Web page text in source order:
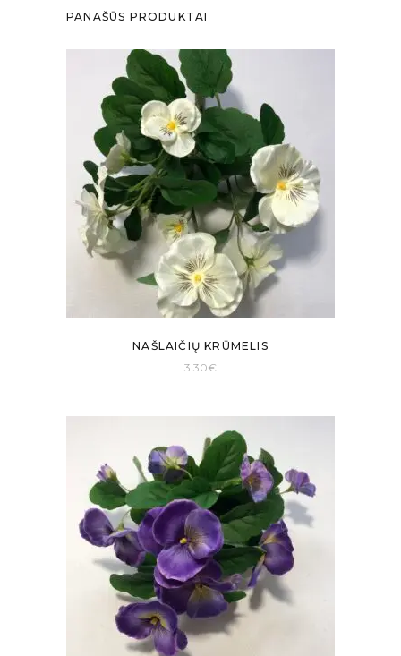
PANAŠŪS PRODUKTAI
NAŠLAIČIŲ KRŪMELIS
3.30€